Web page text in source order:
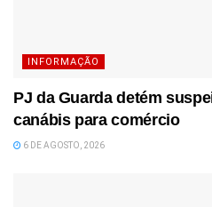
INFORMAÇÃO
PJ da Guarda detém
canábis para comércio
6 DE AGOSTO, 2026